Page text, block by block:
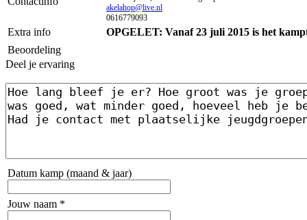
akelahop@live.nl
0616779093
Extra info
OPGELET: Vanaf 23 juli 2015 is het
Beoordeling
Deel je ervaring
Datum kamp (maand & jaar)
Jouw naam *